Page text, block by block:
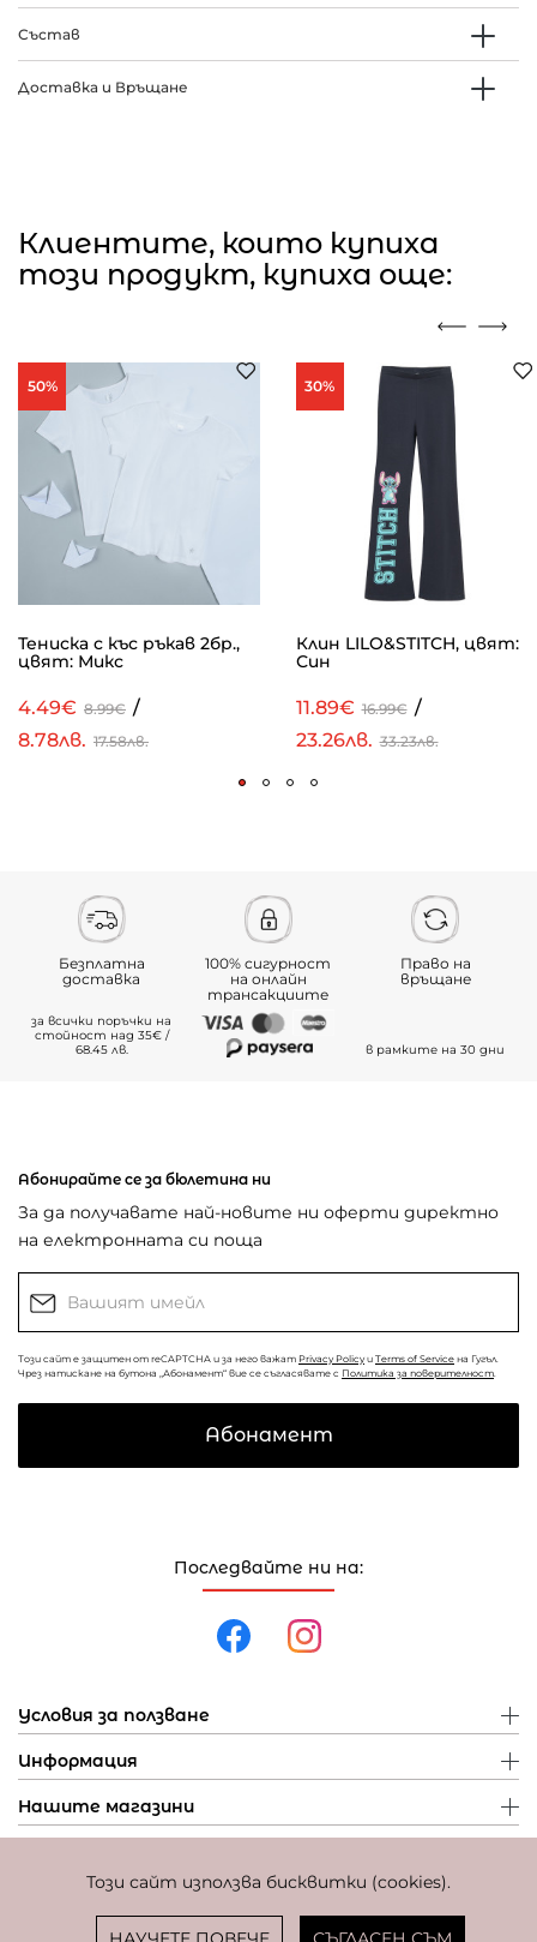
Този сайт използва бисквитки (cookies).
Състав
Доставка и Връщане
Клиентите, които купиха
този продукт, купиха още:
50%
Тениска с къс ръкав 2бр.,
цвят: Микс
4.49€ 8.99€ /
8.78лв. 17.58лв.
30%
Клин LILO&STITCH, цвят:
Син
11.89€ 16.99€ /
23.26лв. 33.23лв.
Безплатна
доставка
за всички поръчки на
стойност над 35€ /
68.45 лв.
100% сигурност
на онлайн
трансакциите
Право на
връщане
в рамките на 30 дни
Последвайте ни на:
Условия за ползване
Информация
Нашите магазини
Абонирайте се за бюлетина ни
За да получавате най-новите ни оферти директно
на електронната си поща
Този сайт е защитен от reCAPTCHA и за него важат Privacy Policy и Terms of Service на Гугъл.
Чрез натискане на бутона „Абонамент“ вие се съгласявате с Политика за поверителност
Абонамент
Фиксиран курс за превалутиране: 1 EUR = 1,95583 BGN